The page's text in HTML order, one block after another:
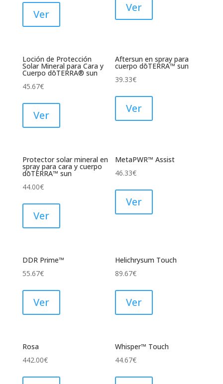
Ver
Ver
Loción de Protección
Solar Mineral para Cara y
Cuerpo dōTERRA® sun
45.67€
Ver
Aftersun en spray para
cuerpo dōTERRA™ sun
39.33€
Ver
Protector solar mineral en
spray para cara y cuerpo
dōTERRA™ sun
44.00€
Ver
MetaPWR™ Assist
46.33€
Ver
DDR Prime™
55.67€
Ver
Helichrysum Touch
89.67€
Ver
Rosa
442.00€
Whisper™ Touch
44.67€